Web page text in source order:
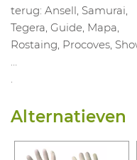
terug: Ansell, Samurai,
Tegera, Guide, Mapa,
Rostaing, Procoves,
…
.
Alternatieven